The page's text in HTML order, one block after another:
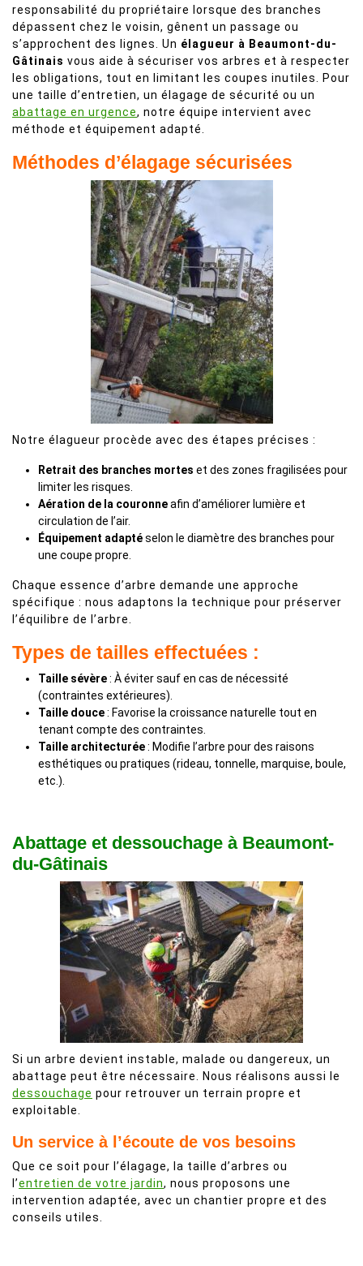
responsabilité du propriétaire lorsque des branches
dépassent chez le voisin, gênent un passage ou
s’approchent des lignes. Un élagueur à Beaumont-du-
Gâtinais vous aide à sécuriser vos arbres et à respecter
les obligations, tout en limitant les coupes inutiles. Pour
une taille d’entretien, un élagage de sécurité ou un
abattage en urgence, notre équipe intervient avec
méthode et équipement adapté.
Méthodes d’élagage sécurisées
Notre élagueur procède avec des étapes précises :
Retrait des branches mortes et des zones fragilisées pour
limiter les risques.
Aération de la couronneafin d’améliorer lumière et
circulation de l’air.
Équipement adaptéselon le diamètre des branches pour
une coupe propre.
Chaque essence d’arbre demande une approche
spécifique : nous adaptons la technique pour préserver
l’équilibre de l’arbre.
Types de tailles effectuées :
Taille sévère: À éviter sauf en cas de nécessité
(contraintes extérieures).
Taille douce: Favorise la croissance naturelle tout en
tenant compte des contraintes.
Taille architecturée: Modifie l’arbre pour des raisons
esthétiques ou pratiques (rideau, tonnelle, marquise, boule,
etc.).
Abattage et dessouchage à Beaumont-
du-Gâtinais
Si un arbre devient instable, malade ou dangereux, un
abattage peut être nécessaire. Nous réalisons aussi le
dessouchage pour retrouver un terrain propre et
exploitable.
Un service à l’écoute de vos besoins
Que ce soit pour l’élagage, la taille d’arbres ou
l’entretien de votre jardin, nous proposons une
intervention adaptée, avec un chantier propre et des
conseils utiles.